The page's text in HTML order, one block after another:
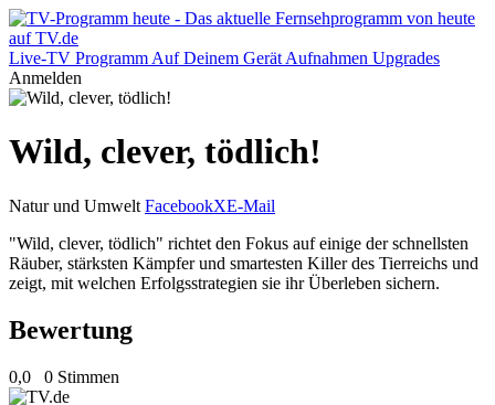
Live-TV Programm Auf Deinem Gerät Aufnahmen Upgrades
Anmelden
Wild, clever, tödlich!
Natur und Umwelt FacebookXE-Mail
"Wild, clever, tödlich" richtet den Fokus auf einige der schnellsten
Räuber, stärksten Kämpfer und smartesten Killer des Tierreichs und
zeigt, mit welchen Erfolgsstrategien sie ihr Überleben sichern.
Bewertung
0,0 0 Stimmen